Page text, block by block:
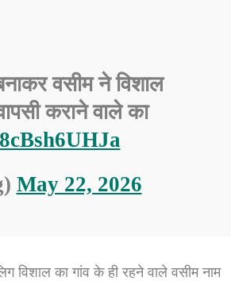
वसीम ने विशाल
कराने वाले का
May 22, 2026
विशाल का गांव के ही रहने वाले वसीम नाम